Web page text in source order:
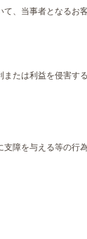
、当事者となるお
たは利益を侵害す
支障を与える等の行為